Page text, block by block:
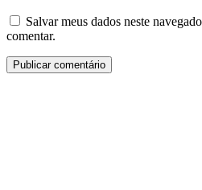
Salvar meus dados neste
comentar.